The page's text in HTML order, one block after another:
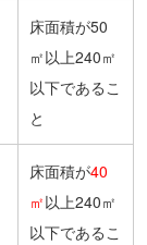
床面積が50
㎡以上240㎡
以下であるこ
と
床面積が40
㎡以上240㎡
以下であるこ